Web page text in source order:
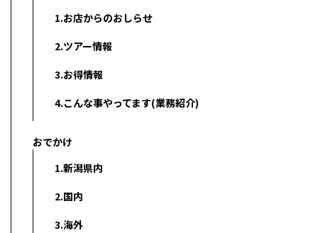
1.お店からのおしらせ
2.ツアー情報
3.お得情報
4.こんな事やってます(業務紹介)
おでかけ
1.新潟県内
2.国内
3.海外